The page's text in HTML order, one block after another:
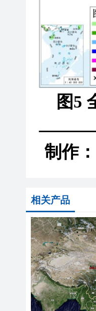
图5
制作：
相关产品